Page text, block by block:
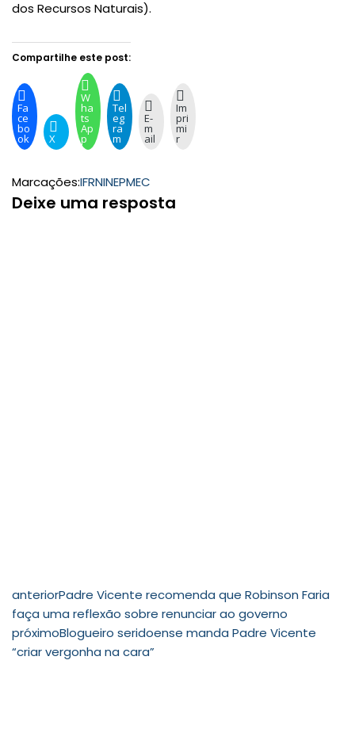
dos Recursos Naturais).
Compartilhe este post:
Fa
ce
bo
ok X
W
ha
ts
Ap
p
Tel
eg
ra
m
E-
m
ail
Im
pri
mi
r
Marcações:IFRNINEPMEC
Deixe uma resposta
anteriorPadre Vicente recomenda que Robinson Faria
faça uma reflexão sobre renunciar ao governo
próximoBlogueiro seridoense manda Padre Vicente
“criar vergonha na cara”